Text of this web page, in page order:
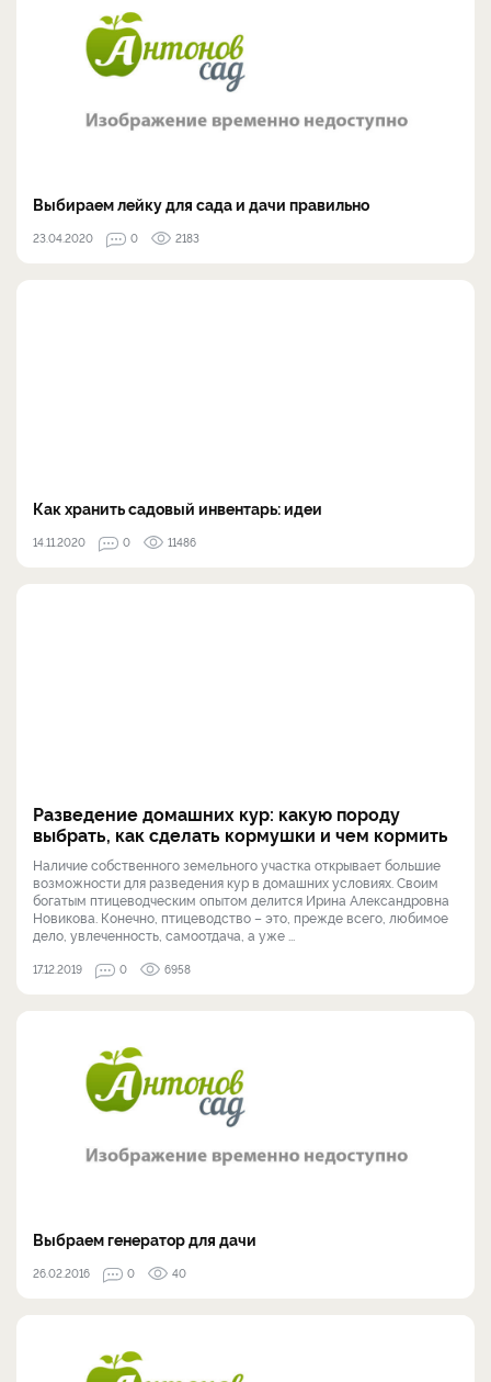
Выбираем лейку для сада и дачи правильно
23.04.2020 0 2183
Как хранить садовый инвентарь: идеи
14.11.2020 0 11486
Разведение домашних кур: какую породу
выбрать, как сделать кормушки и чем кормить
Наличие собственного земельного участка открывает большие
возможности для разведения кур в домашних условиях. Своим
богатым птицеводческим опытом делится Ирина Александровна
Новикова. Конечно, птицеводство – это, прежде всего, любимое
дело, увлеченность, самоотдача, а уже ...
17.12.2019 0 6958
Выбраем генератор для дачи
26.02.2016 0 40